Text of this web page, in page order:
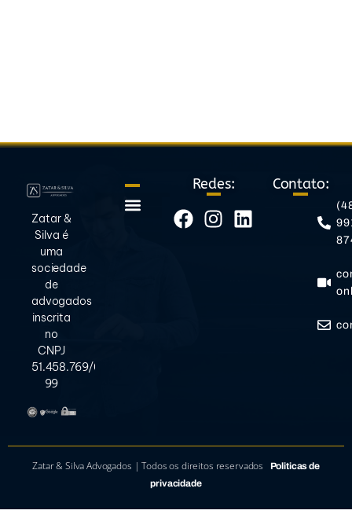
Zatar &
Silva é
uma
sociedade
de
advogados
inscrita
no
CNPJ
51.458.769/0001-
99
Redes: Contato:
Zatar & Silva Advogados | Todos os direitos reservados
Politicas de
privacidade